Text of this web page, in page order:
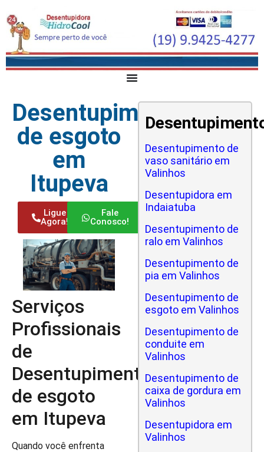
Desentupimento
de esgoto
em
Itupeva
Ligue
Agora!
Fale
Conosco!
Serviços
Profissionais
de
Desentupimento
de esgoto
em Itupeva
Quando você enfrenta
Desentupimento de
vaso sanitário em
Valinhos
Desentupidora em
Indaiatuba
Desentupimento de
ralo em Valinhos
Desentupimento de
pia em Valinhos
Desentupimento de
esgoto em Valinhos
Desentupimento de
conduite em
Valinhos
Desentupimento de
caixa de gordura em
Valinhos
Desentupidora em
Valinhos